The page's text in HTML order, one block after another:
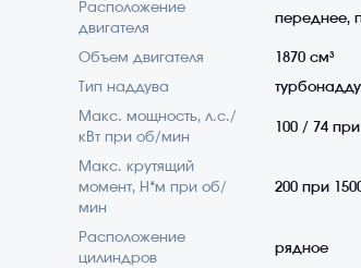
Расположение
двигателя
переднее,
Объем двигателя 1870 см³
Тип наддува
Макс. мощность, л.с./
кВт при об/мин
100 / 74
Макс. крутящий
момент, Н*м при об/
мин
200 при
Расположение
цилиндров
рядное